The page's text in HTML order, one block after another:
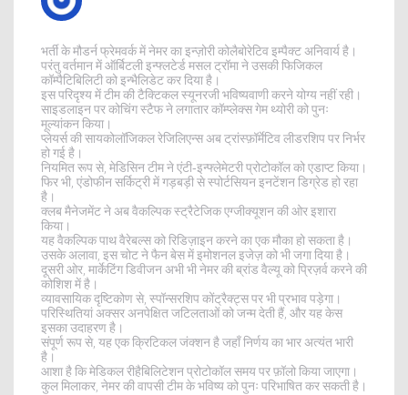
भर्ती के मौडर्न फ्रेमवर्क में नेमर का इन्ज़ोरी कोलैबोरेटिव इम्पैक्ट अनिवार्य है।
परंतु वर्तमान में ऑर्बिटली इन्फ्लटेर्ड मसल ट्रॉमा ने उसकी फिजिकल
कॉम्पैटिबिलिटी को इन्भैलिडेट कर दिया है।
इस परिदृश्य में टीम की टैक्टिकल स्यूनरजी भविष्यवाणी करने योग्य नहीं रही।
साइडलाइन पर कोचिंग स्टैफ ने लगातार कॉम्प्लेक्स गेम थ्योरी को पुनः
मूल्यांकन किया।
प्लेयर्स की सायकोलॉजिकल रेजिलिएन्स अब ट्रांस्फ़ॉर्मेटिव लीडरशिप पर निर्भर
हो गई है।
नियमित रूप से, मेडिसिन टीम ने एंटी‑इन्फ्लेमेटरी प्रोटोकॉल को एडाप्ट किया।
फिर भी, एंडोफीन सर्किट्री में गड़बड़ी से स्पोर्टसियन इनटेंशन डिग्रेड हो रहा
है।
क्लब मैनेजमेंट ने अब वैकल्पिक स्ट्रैटेजिक एग्जीक्यूशन की ओर इशारा
किया।
यह वैकल्पिक पाथ वैरेबल्स को रिडिज़ाइन करने का एक मौका हो सकता है।
उसके अलावा, इस चोट ने फैन बेस में इमोशनल इजेज़ को भी जगा दिया है।
दूसरी ओर, मार्केटिंग डिवीजन अभी भी नेमर की ब्रांड वैल्यू को प्रिज़र्व करने की
कोशिश में है।
व्यावसायिक दृष्टिकोण से, स्पॉन्सरशिप कोंट्रैक्ट्स पर भी प्रभाव पड़ेगा।
परिस्थितियां अक्सर अनपेक्षित जटिलताओं को जन्म देती हैं, और यह केस
इसका उदाहरण है।
संपूर्ण रूप से, यह एक क्रिटिकल जंक्शन है जहाँ निर्णय का भार अत्यंत भारी
है।
आशा है कि मेडिकल रीहैबिलिटेशन प्रोटोकॉल समय पर फ़ॉलो किया जाएगा।
कुल मिलाकर, नेमर की वापसी टीम के भविष्य को पुनः परिभाषित कर सकती है।